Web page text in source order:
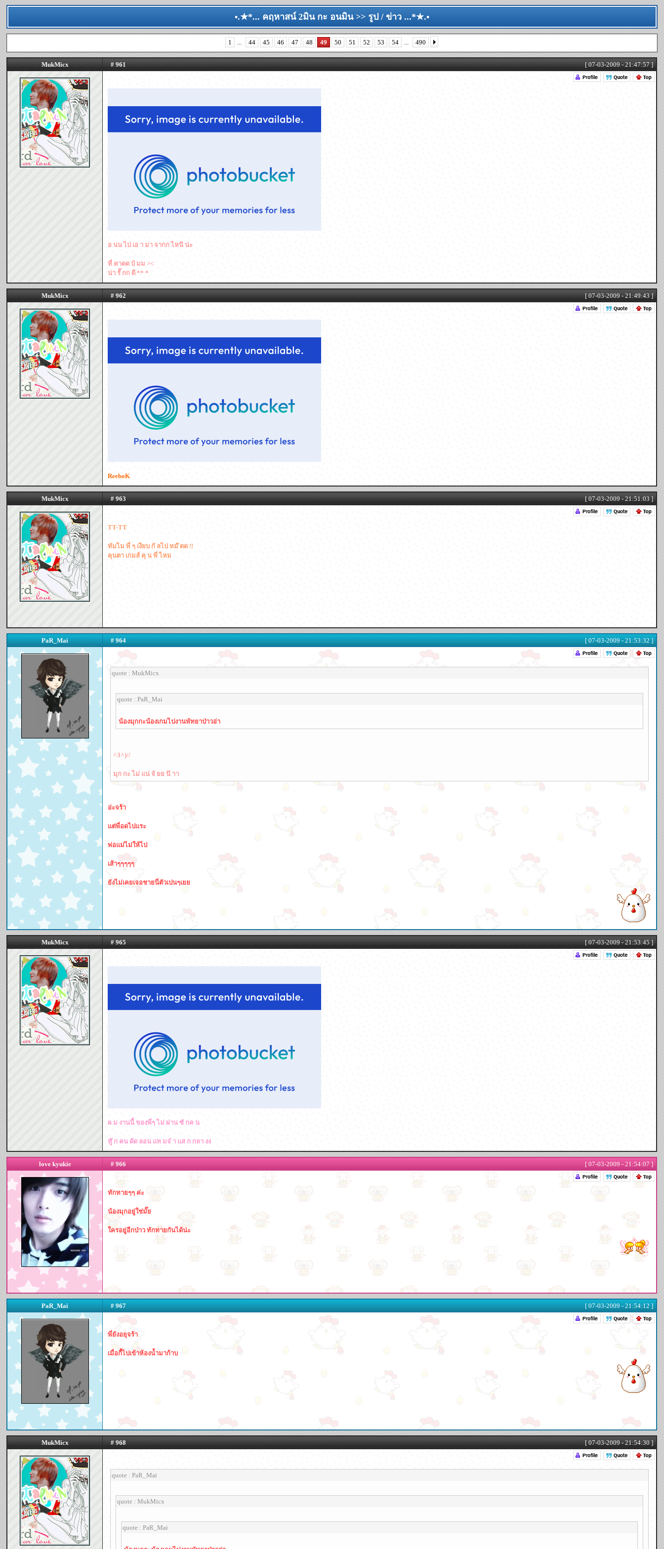
•.★*... คฤหาสน์ 2มิน กะ อนมิน >> รูป / ข่าว ...*★.•
1 44 45 46 47 48 49 50 51 52 53 54 490
MukMicx # 961 [ 07-03-2009 - 21:47:57 ]
อ นน ไป เอ า มา จากก ไหน๊ น่ะ
ที่ คาดด ป๋ มม ><
น่า รั๊ กก ดี ** *
MukMicx # 962 [ 07-03-2009 - 21:49:43 ]
ReeboK
MukMicx # 963 [ 07-03-2009 - 21:51:03 ]
TT-TT
ทัมไม พี่ ๆ เงียบ กั ลไป หม๊ ดด !!
คุนตา เกมส์ คุ น พี่ ไหม
PaR_Mai # 964 [ 07-03-2009 - 21:53:32 ]
quote : MukMicx
quote : PaR_Mai
น้องมุกกะน้องเกมไปงานพัทยาป่าวอ่า
^3^)//
มุก กะ ไม่ แน่ จั ยย น๊ าา
อ่ะจร้า
แต่พี่อดไปแระ
พ่อแม่ไม่ให้ไป
เส้าๆๆๆๆๆ
ยังไม่เคยเจอชายนี่ตัวเปนๆเยย
MukMicx # 965 [ 07-03-2009 - 21:53:45 ]
ผ ม งานนี้ ของพี่ๆ ไม่ ผ่าน ซั กค น
ทู๊ ก คน ดัด ลอน แท มจ๋ า แส ก กลา งง
love kyukie # 966 [ 07-03-2009 - 21:54:07 ]
ทักทายๆๆ ค่ะ
น้องมุกอยู่ใช่มั๊ย
ใครอยู่อีกป่าว ทักทายกันได้น่ะ
PaR_Mai # 967 [ 07-03-2009 - 21:54:12 ]
พี่ยังอยุจร้า
เมื่อกี้ไปเข้าห้องน้ำมาก้าบ
MukMicx # 968 [ 07-03-2009 - 21:54:30 ]
quote : PaR_Mai
quote : MukMicx
quote : PaR_Mai